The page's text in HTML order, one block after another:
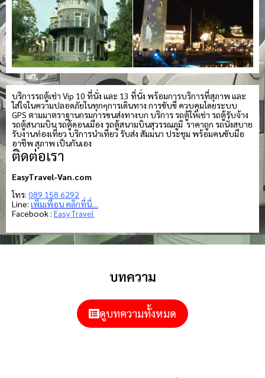
บริการรถตู้เช่า Vip 10 ที่นั่ง และ 13 ที่นั่ง พร้อมการบริการที่สุภาพ และ
ใส่ใจในความปลอดภัยในทุกๆการเดินทาง การขับขี่ ควบคุมโดยระบบ
GPS ตามมาตราฐานกรมการขนส่งทางบก บริการ รถตู้ให้เช่า รถตู้รับจ้าง
รถตู้สนามบิน รถตู้ดอนเมือง รถตู้สนามบินสุวรรณภูมิ ราคาถูก รถนั่งสบาย
รับงานท่องเที่ยว บริการนำเที่ยว รับส่ง สัมมนา ประชุม พร้อมคนขับมือ
อาชีพ สุภาพ เป็นกันเอง
ติดต่อเรา
EasyTravel-Van.com
โทร: 089 158 6292
Line: เพิ่มเพื่อน คลิกที่นี่…
Facebook : Easy Travel
บทความ
ดูบทความทั้งหมด